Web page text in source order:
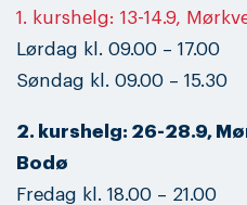
1. kurshelg: 13-14.9,
Lørdag kl. 09.00 – 17.00
Søndag kl. 09.00 – 15.30
2. kurshelg: 26-28.9,
Bodø
Fredag kl. 18.00 – 21.00